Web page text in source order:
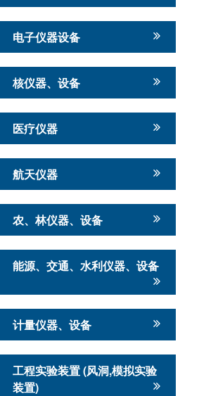
电子仪器设备
核仪器、设备
医疗仪器
航天仪器
农、林仪器、设备
能源、交通、水利仪器、设备
计量仪器、设备
工程实验装置 (风洞,模拟实验
装置)